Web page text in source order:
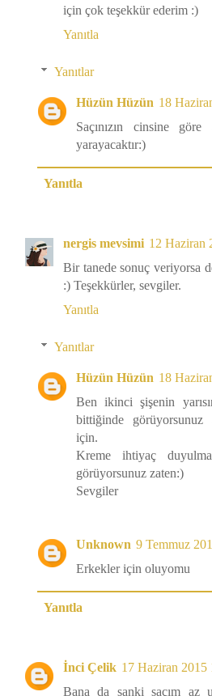
için çok teşekkür ederim :)
Yanıtla
Yanıtlar
Hüzün Hüzün 18
Saçınızın cinsine
yarayacaktır:)
Yanıtla
nergis mevsimi 12 Haziran
Bir tanede sonuç veriyorsa
:) Teşekkürler, sevgiler.
Yanıtla
Yanıtlar
Hüzün Hüzün 18
Ben ikinci şişenin
bittiğinde görüyorsunuz
için.
Kreme ihtiyaç
görüyorsunuz zaten:)
Sevgiler
Unknown 9 Temmuz
Erkekler için oluyomu
Yanıtla
İnci Çelik 17 Haziran 2015
Bana da sanki saçım az